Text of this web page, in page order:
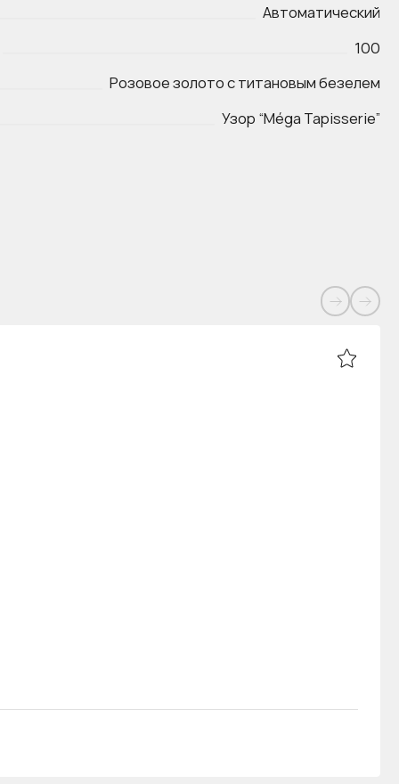
Автоматический
100
Розовое золото с титановым безелем
Узор “Méga Tapisserie”